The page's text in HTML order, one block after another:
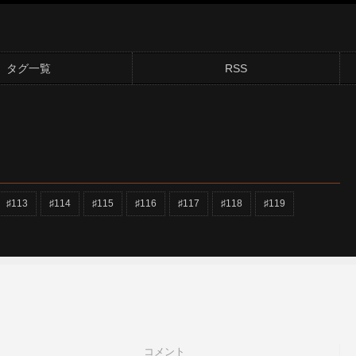
タグ一覧 RSS
♯113 ♯114 ♯115 ♯116 ♯117 ♯118 ♯119
コメント